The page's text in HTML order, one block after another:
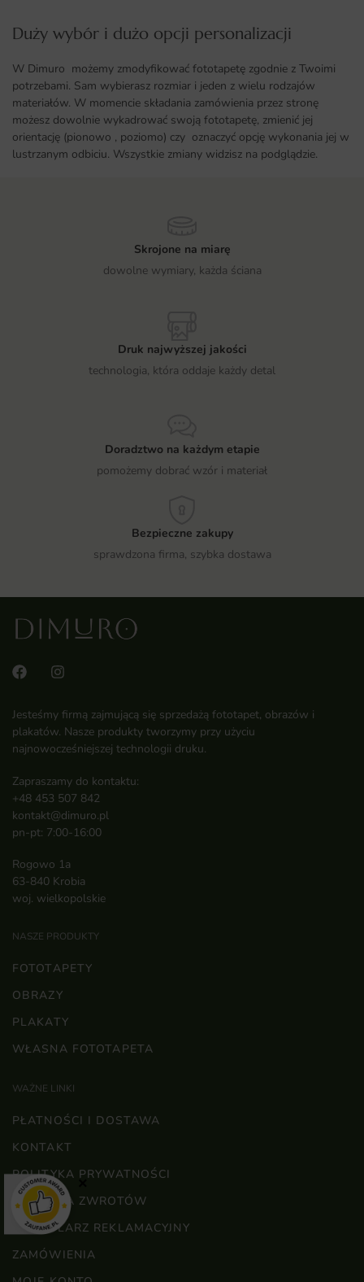
Duży wybór i dużo opcji personalizacji ​
W Dimuro możemy zmodyfikować fototapetę zgodnie z Twoimi
potrzebami. Sam wybierasz rozmiar i jeden z wielu rodzajów
materiałów. W momencie składania zamówienia przez stronę
możesz dowolnie wykadrować swoją fototapetę, zmienić jej
orientację (pionowo , poziomo) czy oznaczyć opcję wykonania jej w
lustrzanym odbiciu. Wszystkie zmiany widzisz na podglądzie.
Skrojone na miarę
dowolne wymiary, każda ściana
Druk najwyższej jakości
technologia, która oddaje każdy detal
Doradztwo na każdym etapie
pomożemy dobrać wzór i materiał
Bezpieczne zakupy
sprawdzona firma, szybka dostawa
Jesteśmy firmą zajmującą się sprzedażą fototapet, obrazów i
plakatów. Nasze produkty tworzymy przy użyciu
najnowocześniejszej technologii druku.
Zapraszamy do kontaktu:
+48 453 507 842
kontakt@dimuro.pl
pn-pt: 7:00-16:00
Rogowo 1a
63-840 Krobia
woj. wielkopolskie
NASZE PRODUKTY
FOTOTAPETY
OBRAZY
PLAKATY
WŁASNA FOTOTAPETA
WAŻNE LINKI
PŁATNOŚCI I DOSTAWA
KONTAKT
POLITYKA PRYWATNOŚCI
POLITYKA ZWROTÓW
FORMULARZ REKLAMACYJNY
ZAMÓWIENIA
×